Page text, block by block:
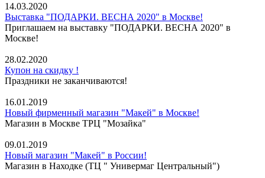
14.03.2020
Выставка "ПОДАРКИ. ВЕСНА 2020" в Москве!
Приглашаем на выставку "ПОДАРКИ. ВЕСНА 2020" в
Москве!
28.02.2020
Купон на скидку !
Праздники не заканчиваются!
16.01.2019
Новый фирменный магазин "Макей" в Москве!
Магазин в Москве ТРЦ "Мозайка"
09.01.2019
Новый магазин "Макей" в России!
Магазин в Находке (ТЦ " Универмаг Центральный")